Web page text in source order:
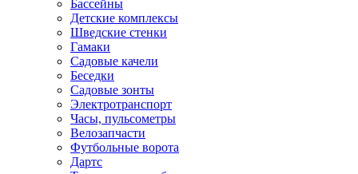
Бассейны
Детские комплексы
Шведские стенки
Гамаки
Садовые качели
Беседки
Садовые зонты
Электротранспорт
Часы, пульсометры
Велозапчасти
Футбольные ворота
Дартс